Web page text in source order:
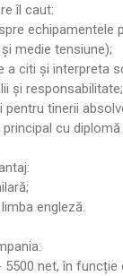
îl caut:
echipamentele
medie tensiune);
a citi și interpreta
și responsabilitate;
pentru tinerii
cu diplomă
engleză.
5500 net, în funcție